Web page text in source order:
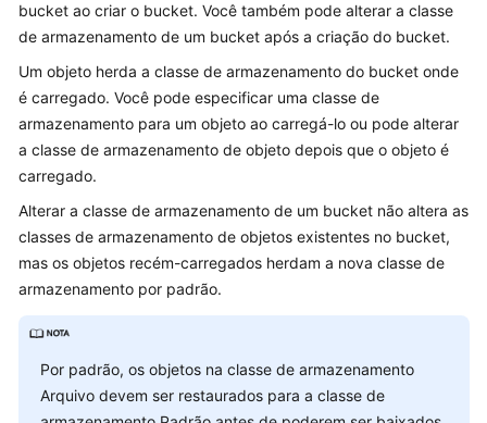
Dhabi
Region)
User
Guide
(Paris
Tool
Guide
(OBS
Browser+)
(Paris
Region)
bucket ao criar o bucket. Você também pode alterar a classe
de armazenamento de um bucket após a criação do bucket.
Um objeto herda a classe de armazenamento do bucket onde
é carregado. Você pode especificar uma classe de
armazenamento para um objeto ao carregá-lo ou pode alterar
a classe de armazenamento de objeto depois que o objeto é
carregado.
Alterar a classe de armazenamento de um bucket não altera as
classes de armazenamento de objetos existentes no bucket,
mas os objetos recém-carregados herdam a nova classe de
armazenamento por padrão.
Por padrão, os objetos na classe de armazenamento
Arquivo devem ser restaurados para a classe de